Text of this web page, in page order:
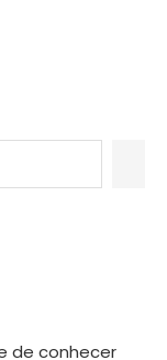
de conhecer